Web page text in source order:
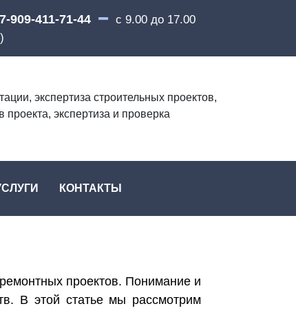
909-411-71-44
с 9.00 до 17.00
экспертиза строительных проектов,
проекта, экспертиза и проверка
КОНТАКТЫ
проектов. Понимание и
В этой статье мы рассмотрим